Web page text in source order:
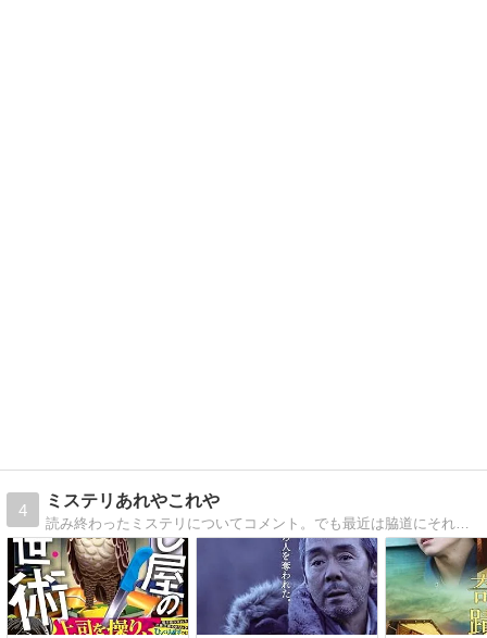
4
ミステリあれやこれや
読み終わったミステリについてコメント。でも最近は脇道にそれぎみ。 このブログは水樹奈々さんを応援しています。